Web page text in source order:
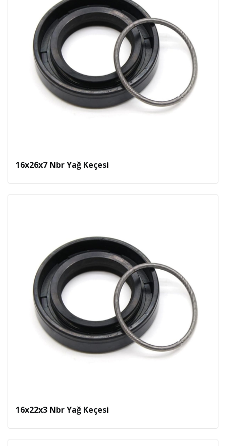
16x26x7 Nbr Yağ Keçesi
16x22x3 Nbr Yağ Keçesi